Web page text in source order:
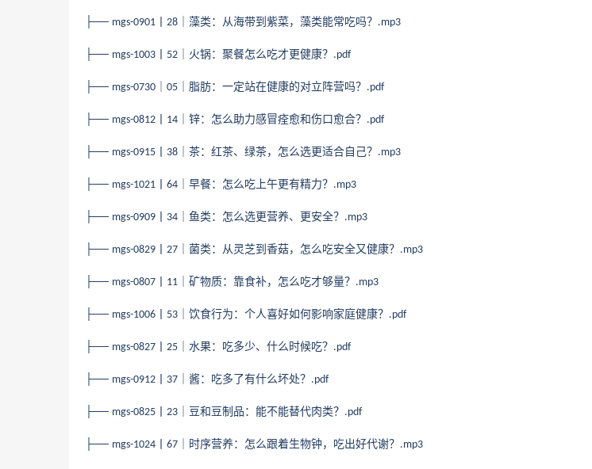
├── mgs-0901 28 ｜藻类：从海带到紫菜，藻类能常吃吗？ .mp3
├── mgs-1003 52 ｜火锅：聚餐怎么吃才更健康？ .pdf
├── mgs-0730 05 ｜脂肪：一定站在健康的对立阵营吗？ .pdf
├── mgs-0812 14 ｜锌：怎么助力感冒痊愈和伤口愈合？ .pdf
├── mgs-0915 38 ｜茶：红茶、绿茶，怎么选更适合自己？ .mp3
├── mgs-1021 64 ｜早餐：怎么吃上午更有精力？ .mp3
├── mgs-0909 34 ｜鱼类：怎么选更营养、更安全？ .mp3
├── mgs-0829 27 ｜菌类：从灵芝到香菇，怎么吃安全又健康？ .mp3
├── mgs-0807 11 ｜矿物质：靠食补，怎么吃才够量？ .mp3
├── mgs-1006 53 ｜饮食行为：个人喜好如何影响家庭健康？ .pdf
├── mgs-0827 25 ｜水果：吃多少、什么时候吃？ .pdf
├── mgs-0912 37 ｜酱：吃多了有什么坏处？ .pdf
├── mgs-0825 23 ｜豆和豆制品：能不能替代肉类？ .pdf
├── mgs-1024 67 ｜时序营养：怎么跟着生物钟，吃出好代谢？ .mp3